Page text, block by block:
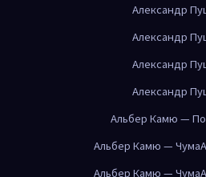
Александр
Александр
Александр
Александр
Альбер Камю —
Альбер Камю — Чума
Альбер Камю — Чума